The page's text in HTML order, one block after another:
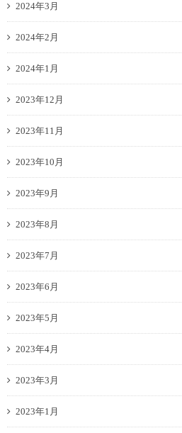
2024年3月
2024年2月
2024年1月
2023年12月
2023年11月
2023年10月
2023年9月
2023年8月
2023年7月
2023年6月
2023年5月
2023年4月
2023年3月
2023年1月